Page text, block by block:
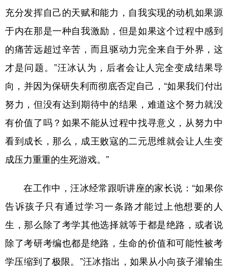
充分发挥自己的天赋和能力，自我实现的动机如果源
于内在那是一种自我激励，但是如果这个过程中感到
的痛苦远超过辛苦，而且驱动力完全来自于外界，这
才是问题。”汪冰认为，后者会让人完全变成结果导
向，并因为保研失利而彻底否定自己，“如果我们付出
努力，但没有达到期待中的结果，难道这个努力就没
有价值了吗？如果不能从过程中找寻意义，从努力中
看到成长，那么，成王败寇的二元思维就会让人生变
成压力重重的生死游戏。”
在工作中，汪冰经常跟听讲座的家长说：“如果你
告诉孩子只有通过学习一条路才能过上他想要的人
生，那么除了考学其他选择就等于都是绝路，或者说
除了考研考编也都是绝路，生命的价值和可能性被考
学压缩到了极限。”汪冰指出，如果从小向孩子灌输生